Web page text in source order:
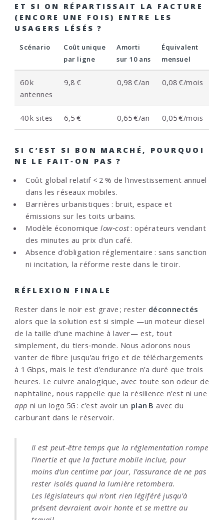
ET SI ON RÉPARTISSAIT LA FACTURE
(ENCORE UNE FOIS) ENTRE LES
USAGERS LÉSÉS ?
Scénario
Coût unique
par ligne
Amorti
sur 10 ans
Équivalent
mensuel
60 k
antennes
9,8 € 0,98 €/an 0,08 €/mois
40 k sites 6,5 € 0,65 €/an 0,05 €/mois
SI C’EST SI BON MARCHÉ, POURQUOI
NE LE FAIT‑ON PAS ?
Coût global relatif < 2 % de l’investissement annuel
dans les réseaux mobiles.
Barrières urbanistiques : bruit, espace et
émissions sur les toits urbains.
Modèle économiquelow‑cost: opérateurs vendant
des minutes au prix d’un café.
Absence d’obligation réglementaire : sans sanction
ni incitation, la réforme reste dans le tiroir.
RÉFLEXION FINALE
Rester dans le noir est grave ; rester déconnectés
alors que la solution est si simple —un moteur diesel
de la taille d’une machine à laver— est, tout
simplement, du tiers‑monde. Nous adorons nous
vanter de fibre jusqu’au frigo et de téléchargements
à 1 Gbps, mais le test d’endurance n’a duré que trois
heures. Le cuivre analogique, avec toute son odeur de
naphtaline, nous rappelle que la résilience n’est ni une
app ni un logo 5G : c’est avoir un plan B avec du
carburant dans le réservoir.
Il est peut‑être temps que la réglementation rompe
l’inertie et que la facture mobile inclue, pour
moins d’un centime par jour, l’assurance de ne pas
rester isolés quand la lumière retombera.
Les législateurs qui n’ont rien légiféré jusqu’à
présent devraient avoir honte et se mettre au